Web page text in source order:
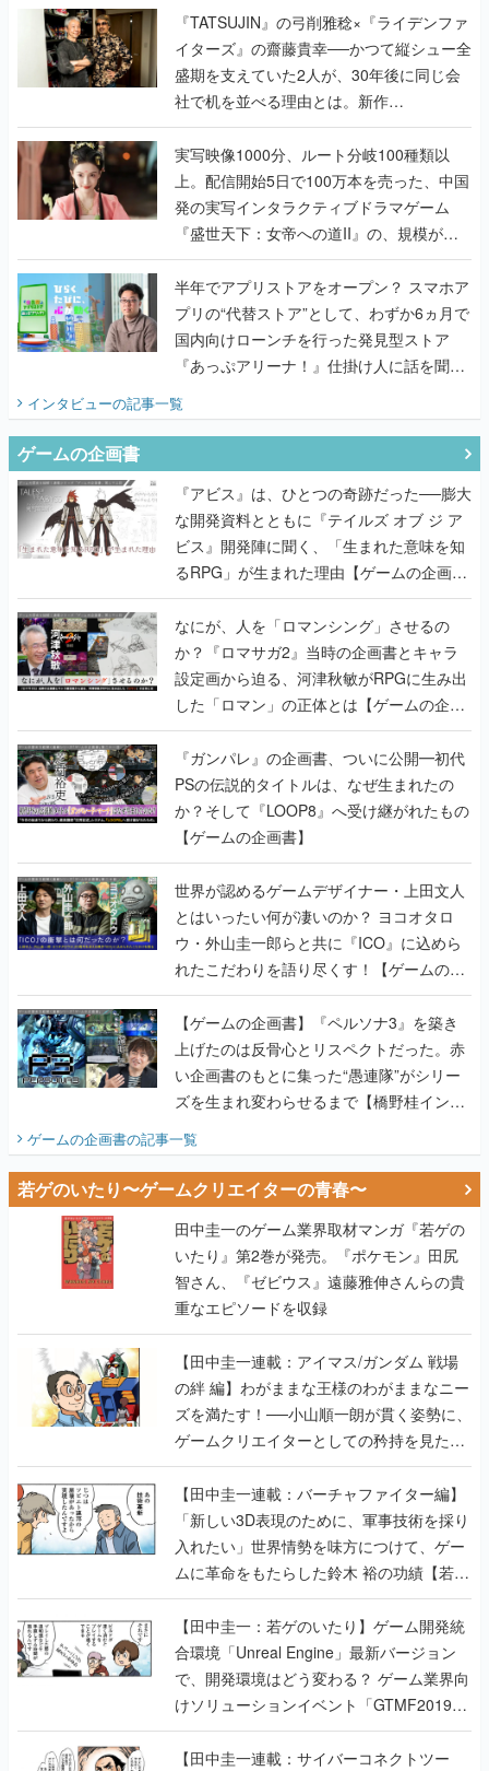
く
『TATSUJIN』の弓削雅稔×『ライデンファ
イターズ』の齋藤貴幸──かつて縦シュー全
盛期を支えていた2人が、30年後に同じ会
社で机を並べる理由とは。新作
『TATSUJIN EXTREME』で初タッグを組
んだレジェンド2人に訊く開発秘話
実写映像1000分、ルート分岐100種類以
上。配信開始5日で100万本を売った、中国
発の実写インタラクティブドラマゲーム
『盛世天下：女帝への道II』の、規模が違
うこだわりをプロデューサーに聞いた
半年でアプリストアをオープン？ スマホア
プリの“代替ストア”として、わずか6ヵ月で
国内向けローンチを行った発見型ストア
『あっぷアリーナ！』仕掛け人に話を聞い
インタビューの記事一覧
ゲームの企画書
『アビス』は、ひとつの奇跡だった──膨大
な開発資料とともに『テイルズ オブ ジ ア
ビス』開発陣に聞く、「生まれた意味を知
るRPG」が生まれた理由【ゲームの企画
書】
なにが、人を「ロマンシング」させるの
か？『ロマサガ2』当時の企画書とキャラ
設定画から迫る、河津秋敏がRPGに生み出
した「ロマン」の正体とは【ゲームの企画
書】
『ガンパレ』の企画書、ついに公開━初代
PSの伝説的タイトルは、なぜ生まれたの
か？そして『LOOP8』へ受け継がれたもの
【ゲームの企画書】
世界が認めるゲームデザイナー・上田文人
とはいったい何が凄いのか？ ヨコオタロ
ウ・外山圭一郎らと共に『ICO』に込めら
れたこだわりを語り尽くす！【ゲームの企
画書】
【ゲームの企画書】『ペルソナ3』を築き
上げたのは反骨心とリスペクトだった。赤
い企画書のもとに集った“愚連隊”がシリー
ズを生まれ変わらせるまで【橋野桂インタ
ゲームの企画書の記事一覧
若ゲのいたり〜ゲームクリエイターの青春〜
田中圭一のゲーム業界取材マンガ『若ゲの
いたり』第2巻が発売。『ポケモン』田尻
智さん、『ゼビウス』遠藤雅伸さんらの貴
重なエピソードを収録
【田中圭一連載：アイマス/ガンダム 戦場
の絆 編】わがままな王様のわがままなニー
ズを満たす！──小山順一朗が貫く姿勢に、
ゲームクリエイターとしての矜持を見た
【若ゲのいたり最終回】
【田中圭一連載：バーチャファイター編】
「新しい3D表現のために、軍事技術を採り
入れたい」世界情勢を味方につけて、ゲー
ムに革命をもたらした鈴木 裕の功績【若ゲ
のいたり】
【田中圭一：若ゲのいたり】ゲーム開発統
合環境「Unreal Engine」最新バージョン
で、開発環境はどう変わる？ ゲーム業界向
けソリューションイベント「GTMF2019」
に行って、より理解を深めよう【PR】
【田中圭一連載：サイバーコネクトツー